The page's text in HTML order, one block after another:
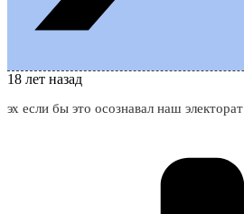
18 лет назад
эх если бы это осознавал наш электорат